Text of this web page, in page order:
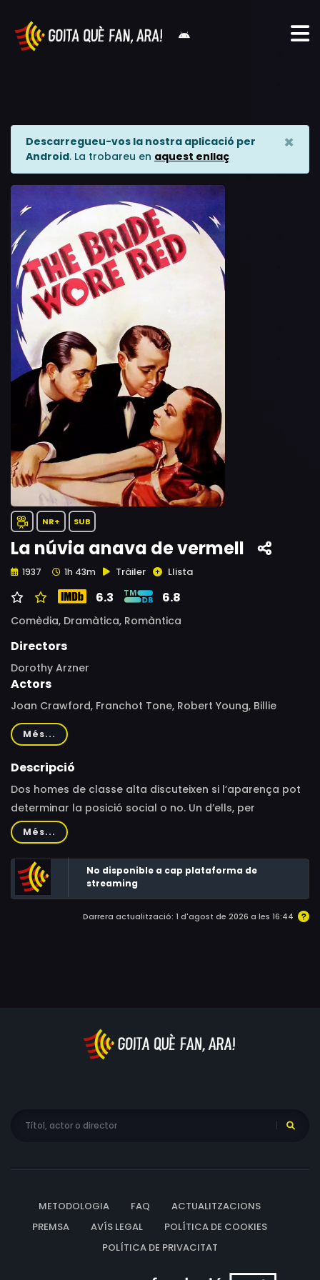
Descarregueu-vos la nostra aplicació per
Android. La trobareu en aquest enllaç
×
NR+ SUB
La núvia anava de vermell
1937 1h 43m Tràiler Llista
6.3 6.8
Comèdia, Dramàtica, Romàntica
Directors
Dorothy Arzner
Actors
Joan Crawford, Franchot Tone, Robert Young, Billie
Burke, Reginald Owen, Lynne Carver, George Zucco, Mary
Philips, Paul Porcasi, Dickie Moore, Frank Puglia, Rafael
Alcayde, Nino Bellini, Agostino Borgato, Adriana
Franco Corsaro, Rita Gould, Geneva Hall, Charles Judels,
Jean Lewis, Fred Malatesta, Francisco Marán, Alphonse
Martell, Eric Mayne, Ann Rutherford, Mike Tellegen, Harry
Més...
Descripció
Dos homes de classe alta discuteixen si l’aparença pot
determinar la posició social o no. Un d’ells, per
demostrar la seva teoria, paga a una cantinera perquè
es faci passar per una membre de l’aristocràcia en un
hotel de luxe.
Més...
No disponible a cap plataforma de
streaming
Darrera actualització: 1 d'agost de 2026 a les 16:44
METODOLOGIA FAQ
ACTUALITZACIONS
PREMSA
AVÍS LEGAL
POLÍTICA DE COOKIES
POLÍTICA DE PRIVACITAT